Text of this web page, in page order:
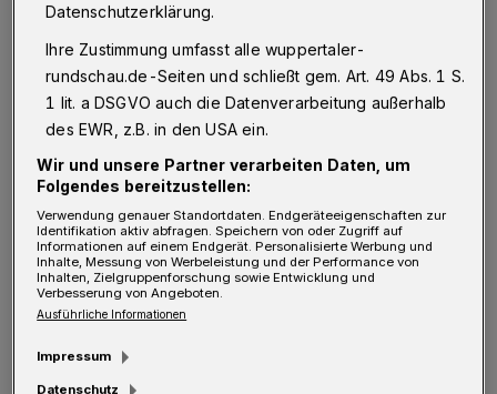
Von Dirk Lotze
D arüber informierte Donnerstag (18. April
2019) der Sprecher der Behörde,
Oberstaatsanwalt Wolf-Tilman Baumert. Zu
dem Vertrag habe es keine Vereinbarung über
Pflichten und Abläufe gegeben, gegen die
jemand verstoßen haben könnte.
Unwiderlegbar hätten sich die Beteiligten
Datenschutzerklärung.
Ihre Zustimmung umfasst alle wuppertaler-
rundschau.de-Seiten und schließt gem. Art. 49 Abs. 1 S.
1 lit. a DSGVO auch die Datenverarbeitung außerhalb
des EWR, z.B. in den USA ein.
Wir und unsere Partner verarbeiten Daten, um
Folgendes bereitzustellen:
Verwendung genauer Standortdaten. Endgeräteeigenschaften zur
Identifikation aktiv abfragen. Speichern von oder Zugriff auf
Informationen auf einem Endgerät. Personalisierte Werbung und
Inhalte, Messung von Werbeleistung und der Performance von
Inhalten, Zielgruppenforschung sowie Entwicklung und
Verbesserung von Angeboten.
Ausführliche Informationen
Impressum
Datenschutz